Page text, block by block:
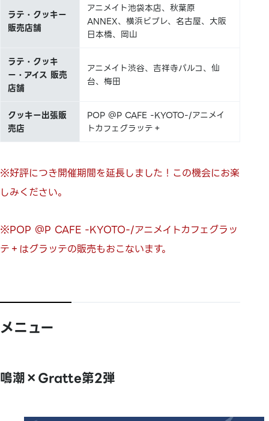
ラテ・クッキー
販売店舗
アニメイト池袋本店、秋葉原
ANNEX、横浜ビブレ、名古屋、大阪
日本橋、岡山
ラテ・クッキ
ー・アイス 販売
店舗
アニメイト渋谷、吉祥寺パルコ、仙
台、梅田
クッキー出張販
売店
POP ＠P CAFE -KYOTO-/アニメイ
トカフェグラッテ＋
※好評につき開催期間を延長しました！この機会にお楽
しみください。
※POP ＠P CAFE -KYOTO-/アニメイトカフェグラッ
テ＋はグラッテの販売もおこないます。
メニュー
鳴潮×Gratte第2弾